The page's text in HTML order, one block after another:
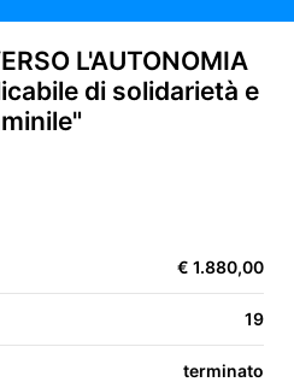
IT
ES
L'AUTONOMIA
di solidarietà e
€ 1.880,00
19
terminato